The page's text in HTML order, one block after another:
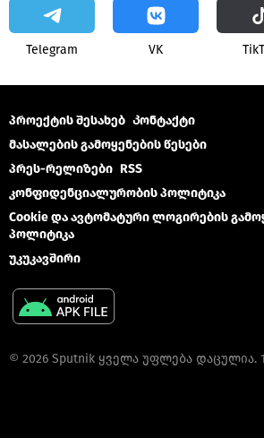
Telegram VK
პროექტის შესახებ Კონტაქტი
მასალების გამოყენების წესები
პრეს-რელიზები RSS
კონფიდენციალურობის პოლიტიკა
Cookie და ავტომატური ლოგირების
პოლიტიკა
უკუკავშირი
© 2026 Sputnik ყველა უფლება დაცულია.